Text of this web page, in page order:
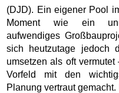
(DJD). Ein eigener Pool
Moment wie ein
aufwendiges
sich heutzutage jedoch
umsetzen als oft
Vorfeld mit den
Planung vertraut